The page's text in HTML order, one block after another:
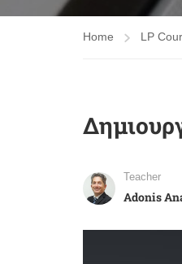
Home LP
Teacher
Adonis